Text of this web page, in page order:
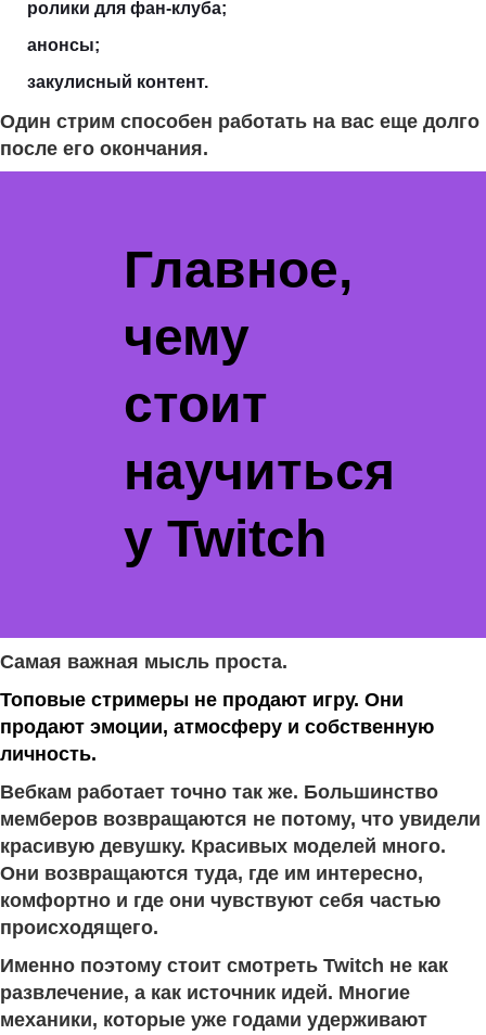
ролики для фан-клуба;
анонсы;
закулисный контент.
Один стрим способен работать на вас еще долго
после его окончания.
Главное,
чему
стоит
научиться
у Twitch
Самая важная мысль проста.
Топовые стримеры не продают игру. Они
продают эмоции, атмосферу и собственную
личность.
Вебкам работает точно так же. Большинство
мемберов возвращаются не потому, что увидели
красивую девушку. Красивых моделей много.
Они возвращаются туда, где им интересно,
комфортно и где они чувствуют себя частью
происходящего.
Именно поэтому стоит смотреть Twitch не как
развлечение, а как источник идей. Многие
механики, которые уже годами удерживают